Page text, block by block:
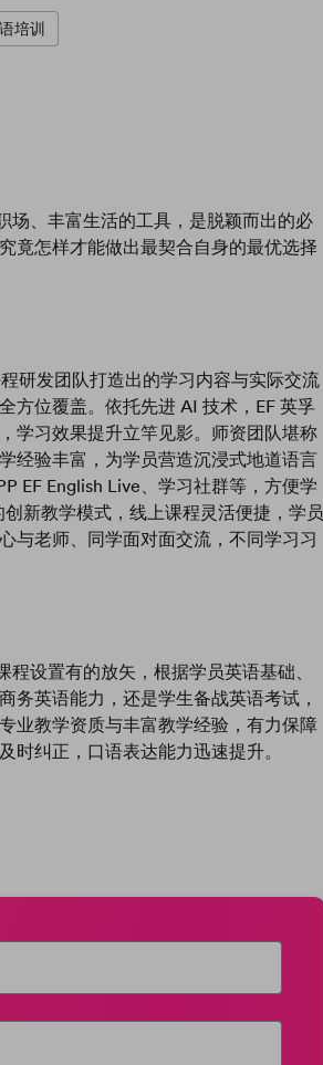
培训
、丰富生活的工具，是脱颖而出的必
竟怎样才能做出最契合自身的最优选择
研发团队打造出的学习内容与实际交流
方位覆盖。依托先进 AI 技术，EF 英孚
学习效果提升立竿见影。师资团队堪称
经验丰富，为学员营造沉浸式地道语言
EF English Live、学习社群等，方便学
新教学模式，线上课程灵活便捷，学员
与老师、同学面对面交流，不同学习习
设置有的放矢，根据学员英语基础、
务英语能力，还是学生备战英语考试，
业教学资质与丰富教学经验，有力保障
纠正，口语表达能力迅速提升。